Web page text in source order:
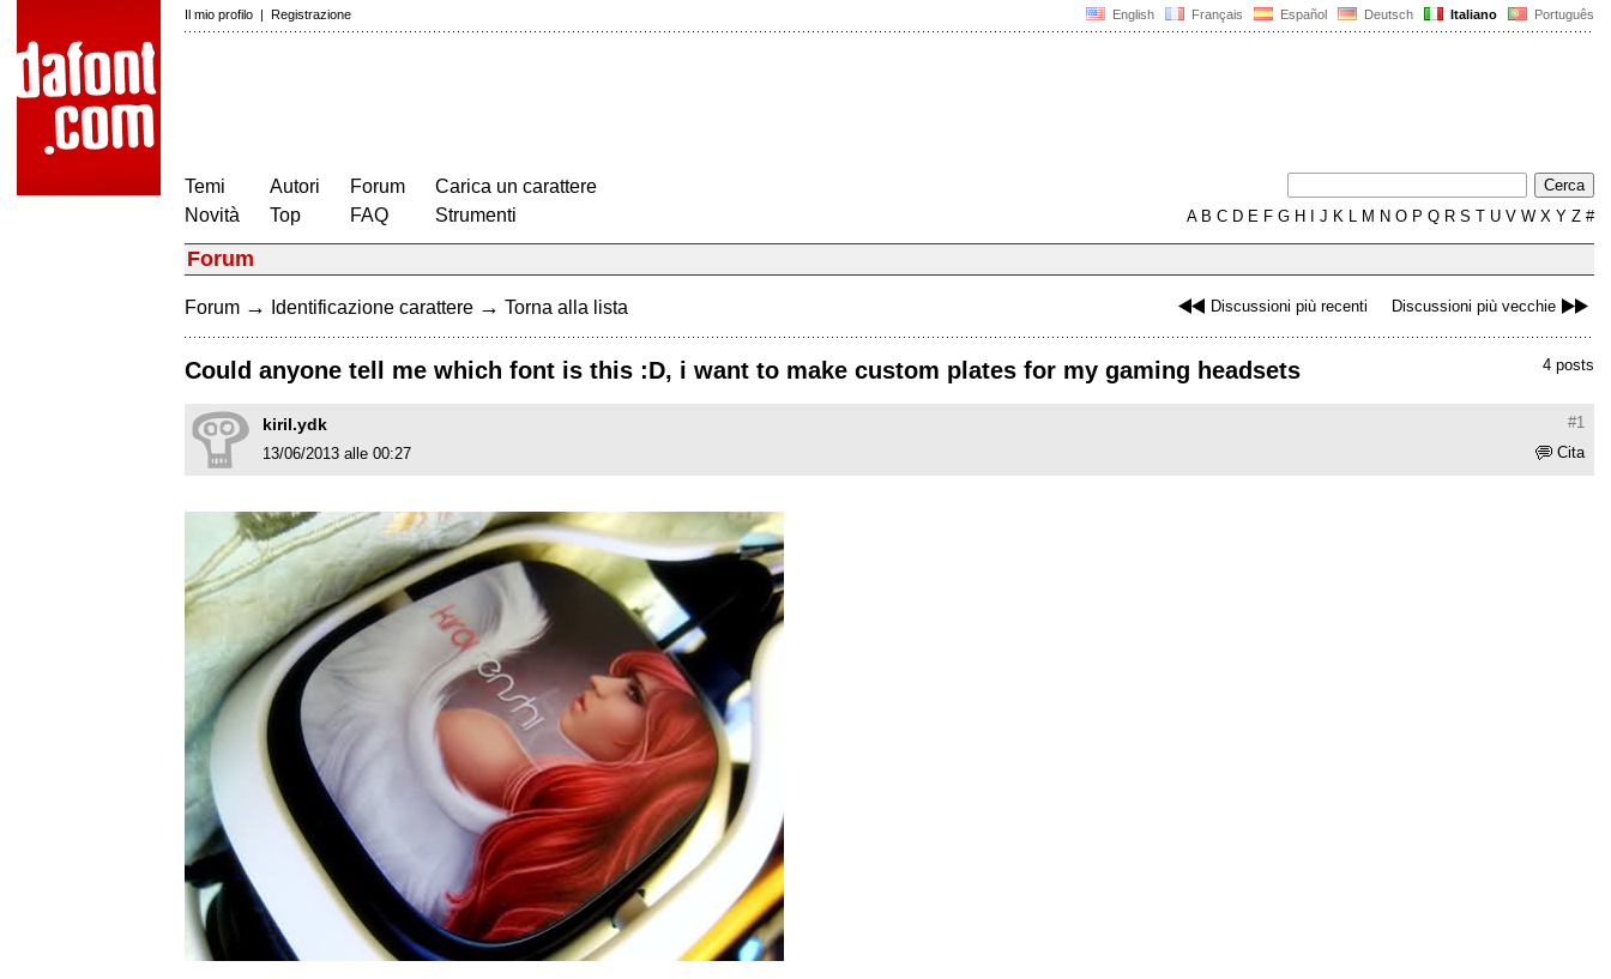
English Français Español Deutsch Italiano Português
Il mio profilo | Registrazione
Temi
Novità
Autori
Top
Forum
FAQ
Carica un carattere
Strumenti
AB C D E F G H J K L M N O P Q R S T U V W X Y Z #
Forum
Discussioni più recenti Discussioni più vecchie
Forum → Identificazione carattere → Torna alla lista
4 posts
Could anyone tell me which font is this :D, i want to make custom plates for my gaming headsets
#1
kiril.ydk
Cita
13/06/2013 alle 00:27